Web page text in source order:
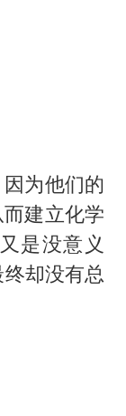
为他们的
建立化学
是没意义
却没有总